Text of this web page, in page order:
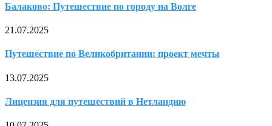
Балаково: Путешествие по городу на Волге
21.07.2025
Путешествие по Великобритании: проект мечты
13.07.2025
Лицензия для путешествий в Нетландию